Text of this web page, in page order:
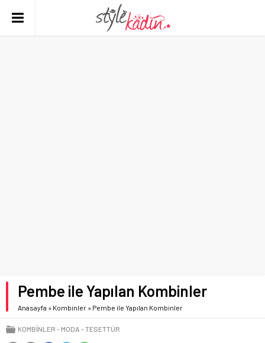
Pembe ile Yapılan Kombinler
Anasayfa » Kombinler » Pembe ile Yapılan Kombinler
KOMBINLER MODA TESETTÜR